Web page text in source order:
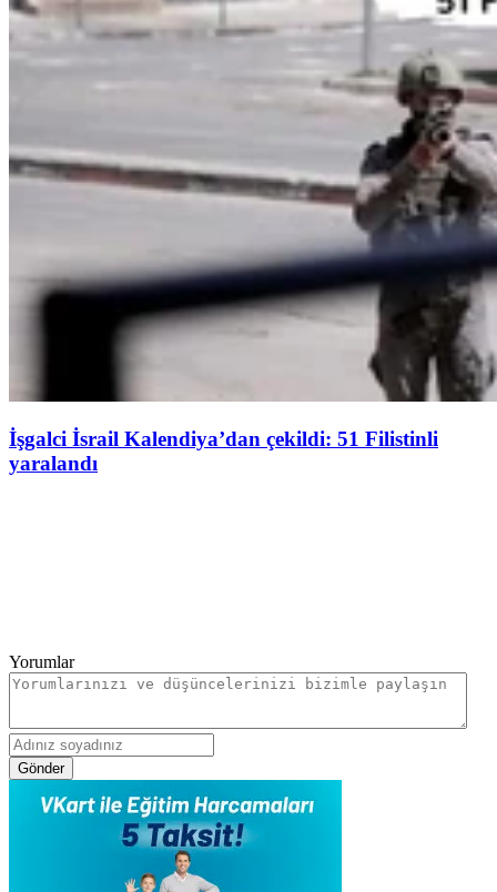
İşgalci İsrail Kalendiya’dan çekildi: 51 Filistinli
yaralandı
Yorumlar
Gönder